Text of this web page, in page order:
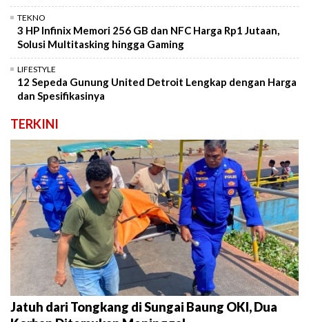
TEKNO
3 HP Infinix Memori 256 GB dan NFC Harga Rp1 Jutaan,
Solusi Multitasking hingga Gaming
LIFESTYLE
12 Sepeda Gunung United Detroit Lengkap dengan Harga
dan Spesifikasinya
TERKINI
Jatuh dari Tongkang di Sungai Baung OKI, Dua